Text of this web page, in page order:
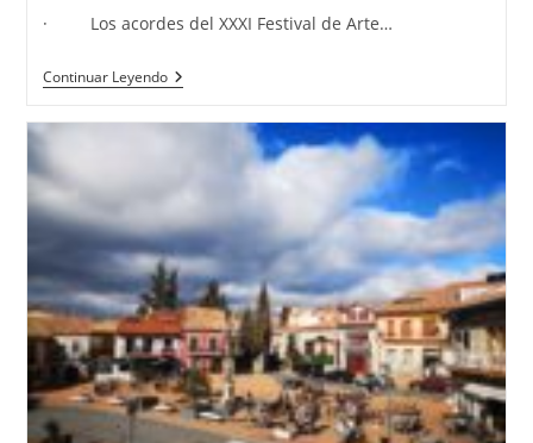
· Los acordes del XXXI Festival de Arte…
Continuar Leyendo